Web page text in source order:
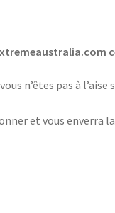
n’êtes pas à
et vous enverra